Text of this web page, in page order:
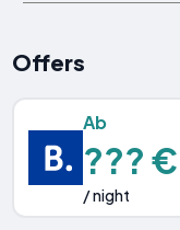
Offers
Ab
??? €
/ night